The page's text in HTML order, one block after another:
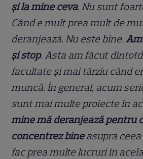
și la mine ceva. Nu sunt
Când e mult prea mult de
deranjează. Nu este bine.
și stop. Asta am făcut
facultate și mai târziu când
muncă. În general, acum
sunt mai multe proiecte în
mine mă deranjează pentru
concentrez bineasupra ceea
fac prea multe lucruri în